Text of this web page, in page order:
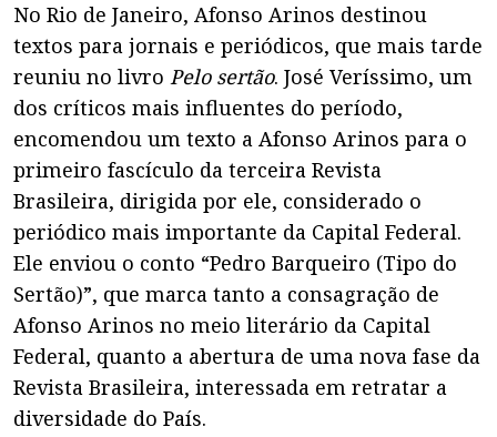
No Rio de Janeiro, Afonso Arinos destinou
textos para jornais e periódicos, que mais tarde
reuniu no livro Pelo sertão. José Veríssimo, um
dos críticos mais influentes do período,
encomendou um texto a Afonso Arinos para o
primeiro fascículo da terceira Revista
Brasileira, dirigida por ele, considerado o
periódico mais importante da Capital Federal.
Ele enviou o conto “Pedro Barqueiro (Tipo do
Sertão)”, que marca tanto a consagração de
Afonso Arinos no meio literário da Capital
Federal, quanto a abertura de uma nova fase da
Revista Brasileira, interessada em retratar a
diversidade do País.